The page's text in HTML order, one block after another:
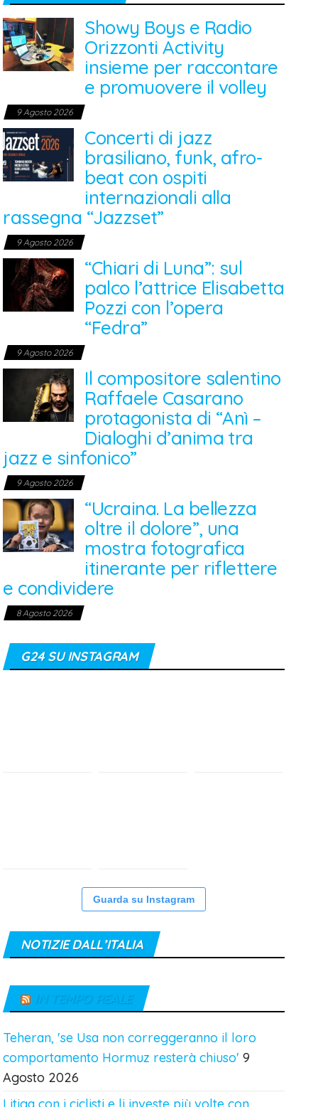
Showy Boys e Radio
Orizzonti Activity
insieme per raccontare
e promuovere il volley
9 Agosto 2026
Concerti di jazz
brasiliano, funk, afro-
beat con ospiti
internazionali alla
rassegna “Jazzset”
9 Agosto 2026
“Chiari di Luna”: sul
palco l’attrice Elisabetta
Pozzi con l’opera
“Fedra”
9 Agosto 2026
Il compositore salentino
Raffaele Casarano
protagonista di “Anì –
Dialoghi d’anima tra
jazz e sinfonico”
9 Agosto 2026
“Ucraina. La bellezza
oltre il dolore”, una
mostra fotografica
itinerante per riflettere
e condividere
8 Agosto 2026
G24 SU INSTAGRAM
Guarda su Instagram
NOTIZIE DALL’ITALIA
IN TEMPO REALE
Teheran, 'se Usa non correggeranno il loro
comportamento Hormuz resterà chiuso' 9
Agosto 2026